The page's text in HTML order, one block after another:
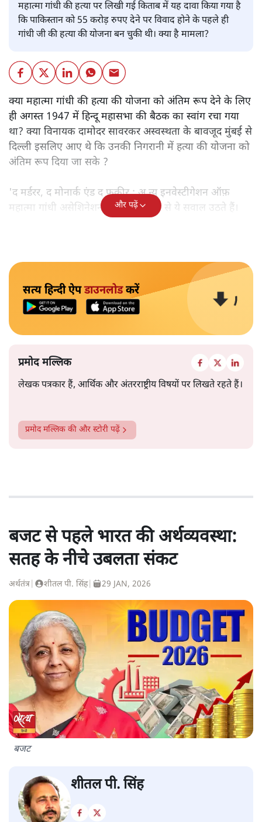
महात्मा गांधी की हत्या पर लिखी गई किताब में यह दावा किया गया है
कि पाकिस्तान को 55 करोड़ रुपए देने पर विवाद होने के पहले ही
गांधी जी की हत्या की योजना बन चुकी थी। क्या है मामला?
क्या महात्मा गांधी की हत्या की योजना को अंतिम रूप देने के लिए
ही अगस्त 1947 में हिन्दू महासभा की बैठक का स्वांग रचा गया
था? क्या विनायक दामोदर सावरकर अस्वस्थता के बावजूद मुंबई से
दिल्ली इसलिए आए थे कि उनकी निगरानी में हत्या की योजना को
अंतिम रूप दिया जा सके ?
'द मर्डरर, द मोनार्क एंड द फ़कीर : अ न्यू इनवेस्टीगेशन ऑफ़
महात्मा गांधी असेशिनेशन' नामक किताब से ये सवाल उठते हैं।
और पढ़ें
सत्य हिन्दी ऐपडाउनलोडकरें
प्रमोद मल्लिक
लेखक पत्रकार हैं, आर्थिक और अंतरराष्ट्रीय विषयों पर लिखते रहते हैं।
प्रमोद मल्लिक की और स्टोरी पढ़ें
बजट से पहले भारत की अर्थव्यवस्था:
सतह के नीचे उबलता संकट
अर्थतंत्र शीतल पी. सिंह| 29 JAN, 2026
बजट
शीतल पी. सिंह